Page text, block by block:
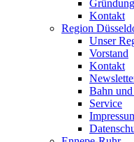
Kontakt
Region
Unser
Vorstand
Kontakt
Bahn
Service